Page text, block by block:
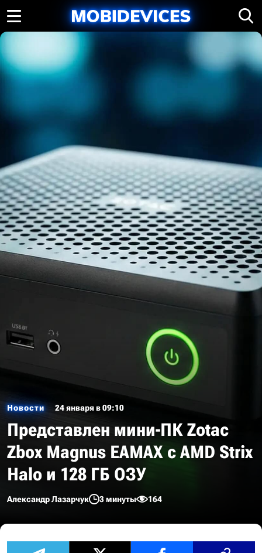
Новости 24 января в 09:10
Представлен мини-ПК Zotac
Zbox Magnus EAMAX с AMD Strix
Halo и 128 ГБ ОЗУ
Александр Лазарчук 3 минуты 164